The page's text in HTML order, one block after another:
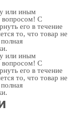
или иным
вопросом! С
его в течение
то, что товар не
или иным
вопросом! С
его в течение
то, что товар не